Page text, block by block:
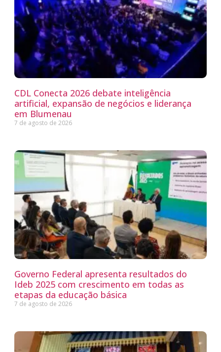
CDL Conecta 2026 debate inteligência
artificial, expansão de negócios e liderança
em Blumenau
7 de agosto de 2026
Governo Federal apresenta resultados do
Ideb 2025 com crescimento em todas as
etapas da educação básica
7 de agosto de 2026